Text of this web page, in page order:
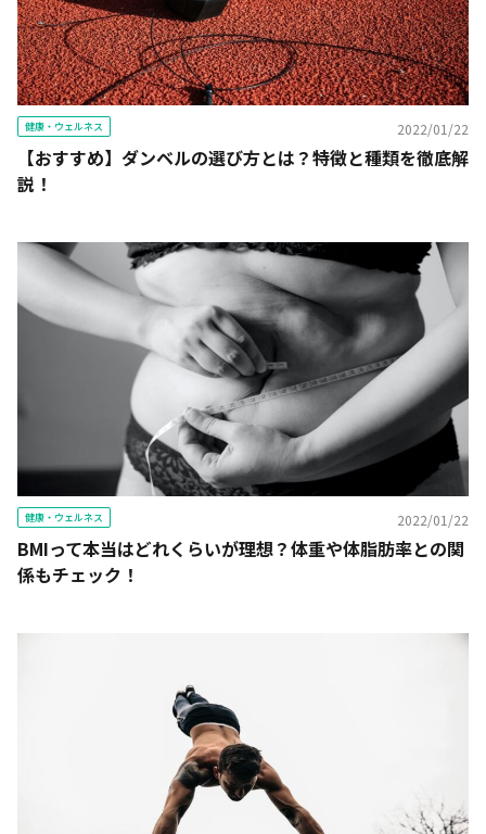
健康・ウェルネス 2022/01/22
【おすすめ】ダンベルの選び方とは？特徴と種類を徹底解
説！
健康・ウェルネス 2022/01/22
BMIって本当はどれくらいが理想？体重や体脂肪率との関
係もチェック！